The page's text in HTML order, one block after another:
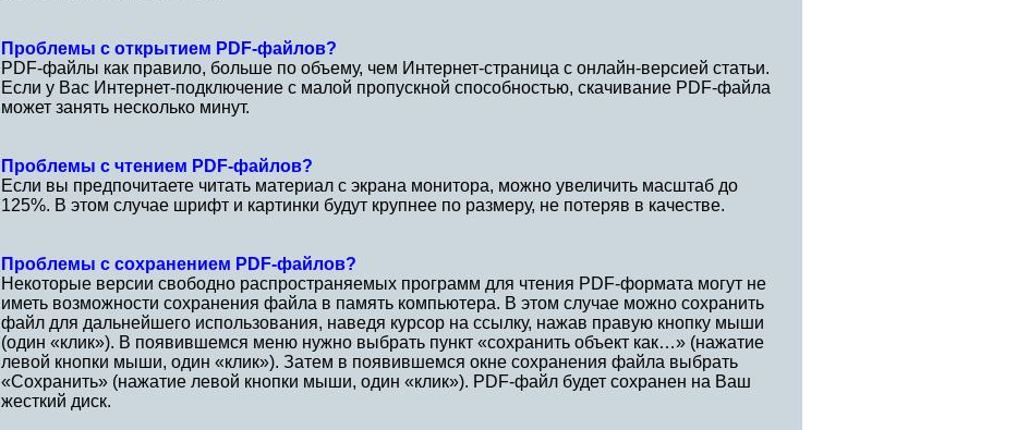
Проблемы с открытием PDF-файлов?
PDF-файлы как правило, больше по объему, чем Интернет-страница с онлайн-версией статьи.
Если у Вас Интернет-подключение с малой пропускной способностью, скачивание PDF-файла
может занять несколько минут.
Проблемы с чтением PDF-файлов?
Если вы предпочитаете читать материал с экрана монитора, можно увеличить масштаб до
125%. В этом случае шрифт и картинки будут крупнее по размеру, не потеряв в качестве.
Проблемы с сохранением PDF-файлов?
Некоторые версии свободно распространяемых программ для чтения PDF-формата могут не
иметь возможности сохранения файла в память компьютера. В этом случае можно сохранить
файл для дальнейшего использования, наведя курсор на ссылку, нажав правую кнопку мыши
(один «клик»). В появившемся меню нужно выбрать пункт «сохранить объект как…» (нажатие
левой кнопки мыши, один «клик»). Затем в появившемся окне сохранения файла выбрать
«Сохранить» (нажатие левой кнопки мыши, один «клик»). PDF-файл будет сохранен на Ваш
жесткий диск.